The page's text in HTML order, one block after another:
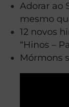
Adorar ao
mesmo
12 novos
“Hinos –
Mórmons